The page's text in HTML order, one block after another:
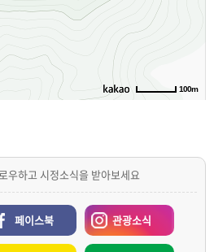
100m
우하고 시정소식을 받아보세요
페이스북 관광소식